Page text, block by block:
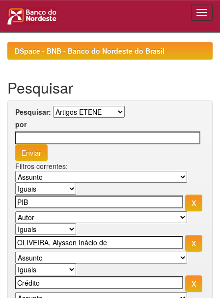
navigationDSpace - BNB - Banco do Nordeste do Brasil
Pesquisar
Pesquisar:
por
Filtros correntes: